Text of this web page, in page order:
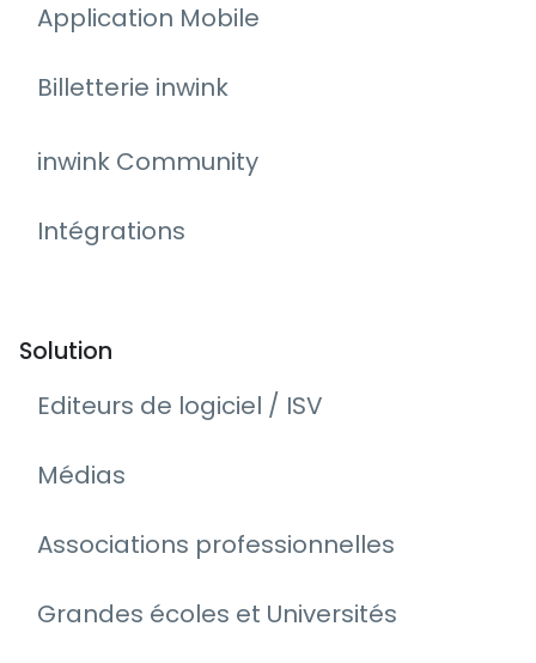
Application Mobile
Billetterie inwink
inwink Community
Intégrations
Solution
Editeurs de logiciel / ISV
Médias
Associations professionnelles
Grandes écoles et Universités